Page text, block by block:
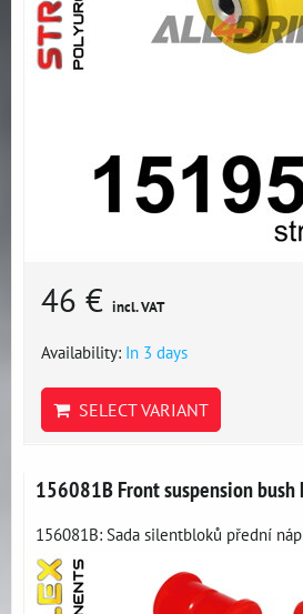
46 € incl. VAT
Availability: In 3 days
SELECT VARIANT
156081B Front suspension bush
156081B: Sada silentbloků přední